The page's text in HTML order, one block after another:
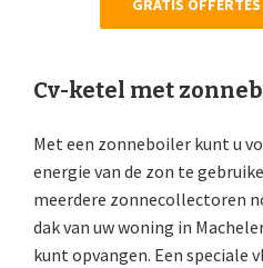
GRATIS
Cv-ketel met
Met een zonneboiler kunt u
energie van de zon te
meerdere zonnecollectoren
dak van uw woning in
kunt opvangen. Een speciale